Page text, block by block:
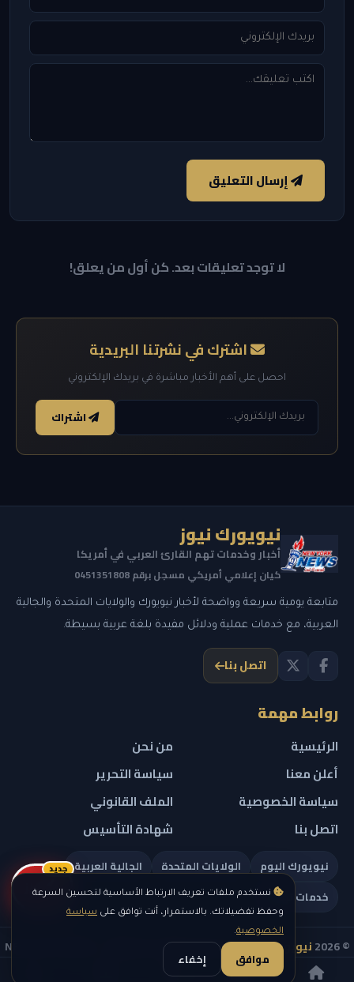
نستخدم ملفات تعريف الارتباط الأساسية لتحسين السرعة
وحفظ تفضيلاتك. بالاستمرار، أنت توافق على سياسة
الخصوصية.
موافق إخفاء
إرسال التعليق
لا توجد تعليقات بعد. كن أول من يعلق!
اشترك في نشرتنا البريدية
احصل على أهم الأخبار مباشرة في بريدك الإلكتروني
اشتراك
نيويورك نيوز
أخبار وخدمات تهم القارئ العربي في أمريكا
كيان إعلامي أمريكي مسجل برقم 0451351808
متابعة يومية سريعة وواضحة لأخبار نيويورك والولايات المتحدة والجالية
العربية، مع خدمات عملية ودلائل مفيدة بلغة عربية بسيطة.
اتصل بنا
روابط مهمة
الرئيسية
من نحن
أعلن معنا
سياسة التحرير
سياسة الخصوصية
الملف القانوني
اتصل بنا
شهادة التأسيس
نيويورك اليوم الولايات المتحدة
الجالية العربية
خدمات تهمك
© 2026 نيويورك نيوز
— جميع الحقوق محفوظة — NEW YORK NEWS
IN ARABIC LLC — رقم التسجيل 0451351808
ريلز
جديد